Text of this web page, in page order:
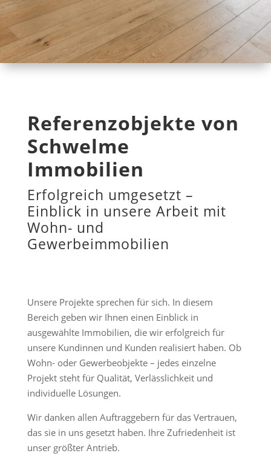
Referenzobjekte von
Schwelme
Immobilien
Erfolgreich umgesetzt –
Einblick in unsere Arbeit mit
Wohn- und
Gewerbeimmobilien
Unsere Projekte sprechen für sich. In diesem
Bereich geben wir Ihnen einen Einblick in
ausgewählte Immobilien, die wir erfolgreich für
unsere Kundinnen und Kunden realisiert haben. Ob
Wohn- oder Gewerbeobjekte – jedes einzelne
Projekt steht für Qualität, Verlässlichkeit und
individuelle Lösungen.
Wir danken allen Auftraggebern für das Vertrauen,
das sie in uns gesetzt haben. Ihre Zufriedenheit ist
unser größter Antrieb.